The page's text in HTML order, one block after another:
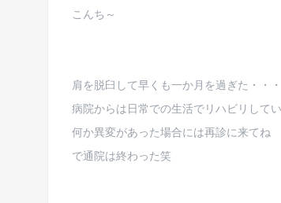
こんち～
肩を脱臼して早くも一か月を過ぎた・・・
病院からは日常での生活でリハビリして
何か異変があった場合には再診に来てね
で通院は終わった笑